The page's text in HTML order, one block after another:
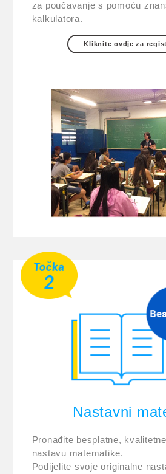
za poučavanje s pomoću
kalkulatora.
Kliknite ovdje za
Nastavni
Pronađite besplatne,
nastavu matematike.
Podijelite svoje originalne